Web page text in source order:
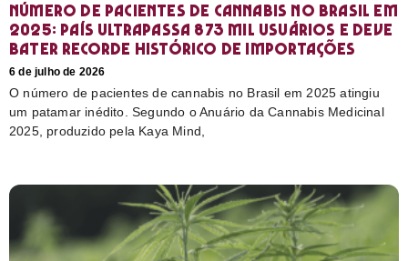
Número de pacientes de cannabis no Brasil em
2025: país ultrapassa 873 mil usuários e deve
bater recorde histórico de importações
6 de julho de 2026
O número de pacientes de cannabis no Brasil em 2025 atingiu
um patamar inédito. Segundo o Anuário da Cannabis Medicinal
2025, produzido pela Kaya Mind,